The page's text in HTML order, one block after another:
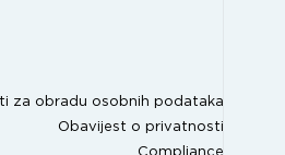
za obradu osobnih podataka
Obavijest o privatnosti
Compliance